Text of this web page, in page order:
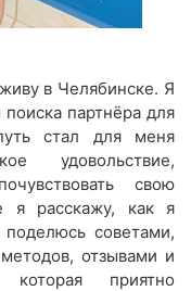
в Челябинске. Я
партнёра для
стал для меня
удовольствие,
свою
я расскажу, как я
советами,
отзывами и
приятно